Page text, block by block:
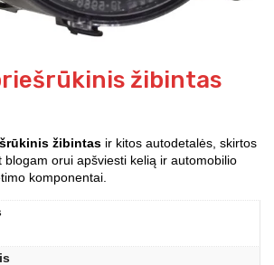
žibintas
žibintas ir kitos autodetalės, skirtos
blogam orui apšviesti kelią ir automobilio
komponentai.